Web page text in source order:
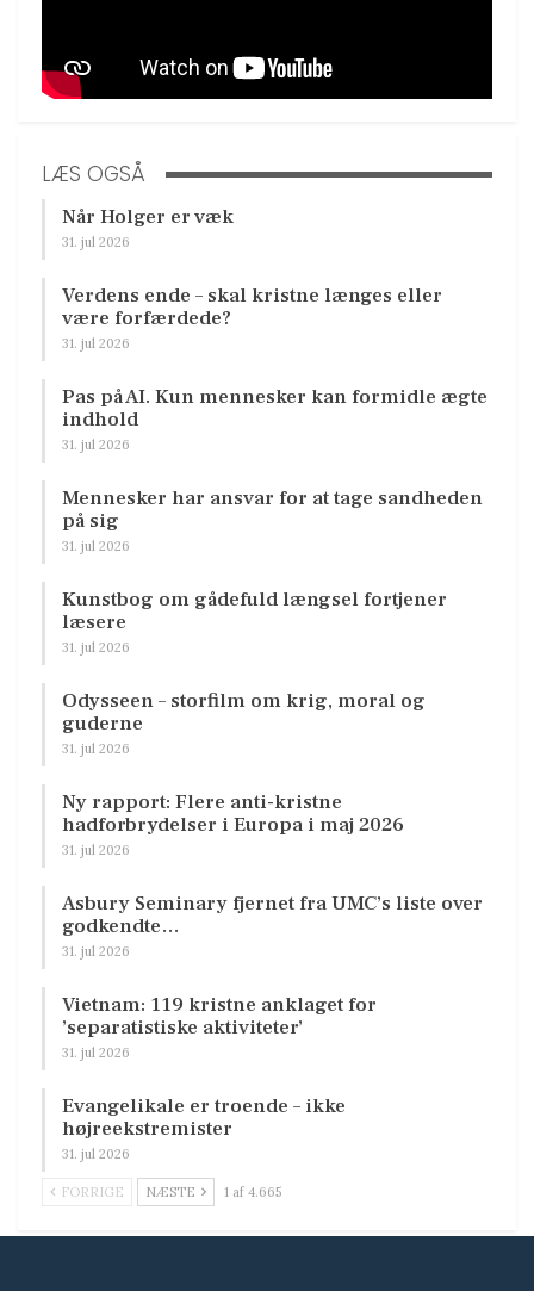
LÆS OGSÅ
Når Holger er væk
31. jul 2026
Verdens ende – skal kristne længes eller
være forfærdede?
31. jul 2026
Pas på AI. Kun mennesker kan formidle ægte
indhold
31. jul 2026
Mennesker har ansvar for at tage sandheden
på sig
31. jul 2026
Kunstbog om gådefuld længsel fortjener
læsere
31. jul 2026
Odysseen – storfilm om krig, moral og
guderne
31. jul 2026
Ny rapport: Flere anti-kristne
hadforbrydelser i Europa i maj 2026
31. jul 2026
Asbury Seminary fjernet fra UMC’s liste over
godkendte…
31. jul 2026
Vietnam: 119 kristne anklaget for
’separatistiske aktiviteter’
31. jul 2026
Evangelikale er troende – ikke
højreekstremister
31. jul 2026
FORRIGE NÆSTE 1 af 4.665